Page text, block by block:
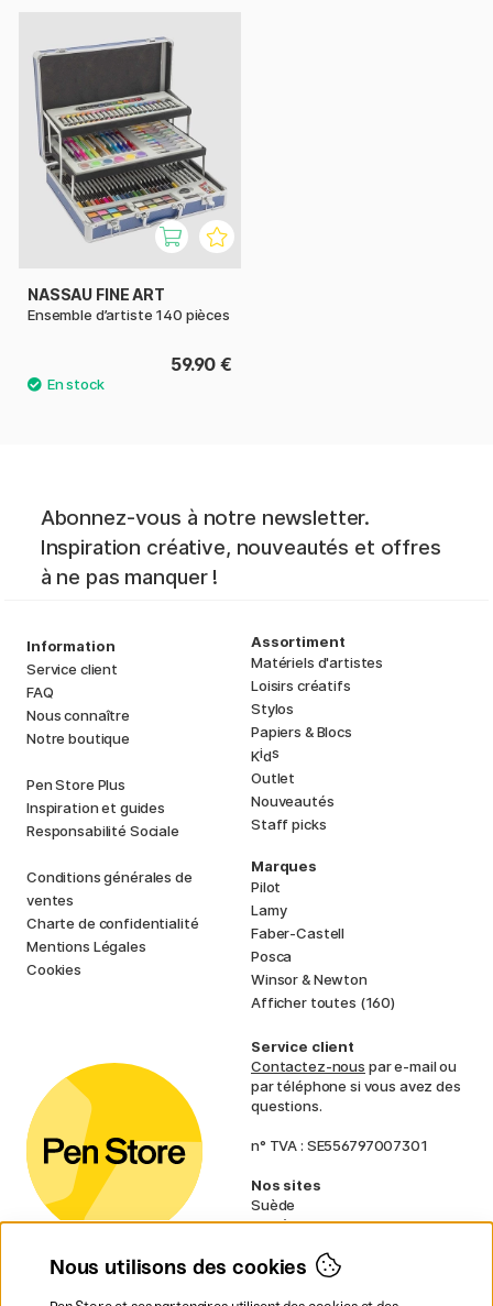
NASSAU FINE ART
Ensemble d’artiste 140 pièces
59.90 €
Abonnez-vous à notre newsletter.
Inspiration créative, nouveautés et offres
à ne pas manquer !
Information
Service client
FAQ
Nous connaître
Notre boutique
Pen Store Plus
Inspiration et guides
Responsabilité Sociale
Conditions générales de
ventes
Charte de confidentialité
Mentions Légales
Cookies
Assortiment
Matériels d'artistes
Loisirs créatifs
Stylos
Papiers & Blocs
Kids
Outlet
Nouveautés
Staff picks
Marques
Pilot
Lamy
Faber-Castell
Posca
Winsor & Newton
Afficher toutes (160)
Service client
Contactez-nous par e-mail ou
par téléphone si vous avez des
questions.
n° TVA : SE556797007301
Nos sites
Suède
Norvège
Finlande
Nous utilisons des cookies